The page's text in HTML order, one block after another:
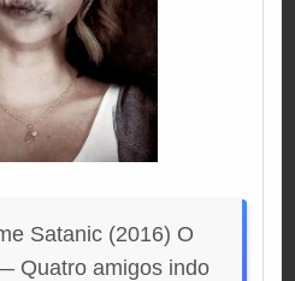
Satanic (2016) O
Quatro amigos indo